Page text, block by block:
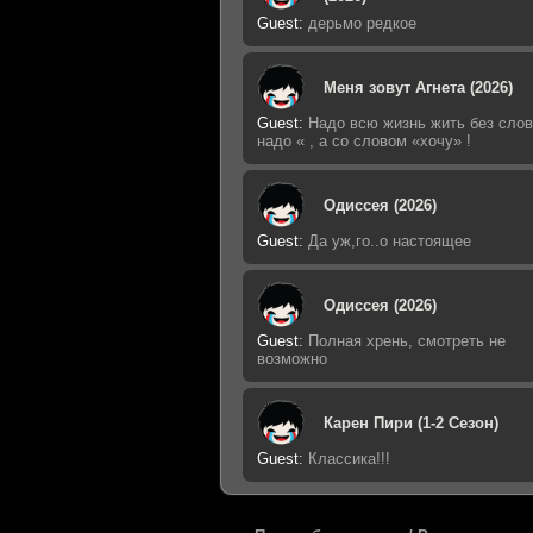
Guest: дерьмо редкое
Меня зовут Агнета (2026)
Guest: Надо всю жизнь жить без
надо « , а со словом «хочу» !
Одиссея (2026)
Guest: Да уж,го..о настоящее
Одиссея (2026)
Guest: Полная хрень, смотреть не
возможно
Карен Пири (1-2 Сезон)
Guest: Классика!!!